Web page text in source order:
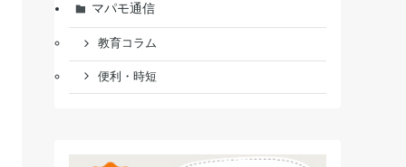
マパモ通信
教育コラム
便利・時短